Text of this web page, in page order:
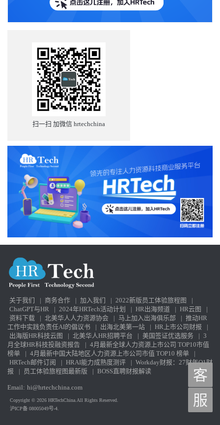
扫一扫 加微信 hrtechchina
关于我们 | 商务合作 | 加入我们 | 2022新版员工体验旅程图
|
ChatGPT与HR
| 2024年HRTech活动计划 | HR出海频道 | HR云图
|
资料下载
| 北美华人人力资源协会 | 马上加入出海俱乐部 | 推动HR
工作中实践负责任AI的倡议书
| 出海北美第一站 | HR上市公司财报
|
出海版HR科技云图
| 北美华人HR招聘平台 | 美国签证优选服务 | 3
月全球HR科技投融资报告
| 4月最新全球人力资源上市公司 TOP10市值
榜单
| 4月最新中国大陆地区人力资源上市公司市值 TOP10 榜单
|
HRTech邮件订阅
| HRAI能力成熟度测评 | Workday财报：27财年Q1财
报
| 员工体验旅程图最新版 | BOSS直聘财报解读
Email: hi@hrtechchina.com
Copyright © 2026 HRTechChina.All Rights Reserved.
沪ICP备 08005049号-4.
客
服